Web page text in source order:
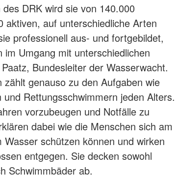
DRK wird sie von 140.000
aktiven, auf unterschiedliche Arten
professionell aus- und fortgebildet,
Umgang mit unterschiedlichen
Bundesleiter der Wasserwacht.
genauso zu den Aufgaben wie
Rettungsschwimmern jeden Alters.
vorzubeugen und Notfälle zu
dabei wie die Menschen sich am
schützen können und wirken
entgegen. Sie decken sowohl
Schwimmbäder ab.